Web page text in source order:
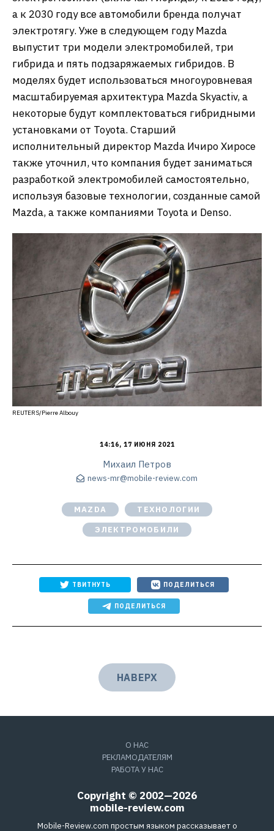
а к 2030 году все автомобили бренда получат
электротягу. Уже в следующем году Mazda
выпустит три модели электромобилей, три
гибрида и пять подзаряжаемых гибридов. В
моделях будет использоваться многоуровневая
масштабируемая архитектура Mazda Skyactiv, а
некоторые будут комплектоваться гибридными
установками от Toyota. Старший
исполнительный директор Mazda Ичиро Хиросе
также уточнил, что компания будет заниматься
разработкой электромобилей самостоятельно,
используя базовые технологии, созданные самой
Mazda, а также компаниями Toyota и Denso.
REUTERS/Pierre Albouy
14:16, 17 ИЮНЯ 2021
Михаил Петров
news-mr@mobile-review.com
MAZDA
ТЕХНОЛОГИИ
ЭЛЕКТРОМОБИЛИ
ТВИТНУТЬ ПОДЕЛИТЬСЯ
ПОДЕЛИТЬСЯ
НАВЕРХ
О НАС
РЕКЛАМОДАТЕЛЯМ
РАБОТА У НАС
Copyright © 2002—2026
mobile-review.com
Mobile-Review.com простым языком рассказывает о